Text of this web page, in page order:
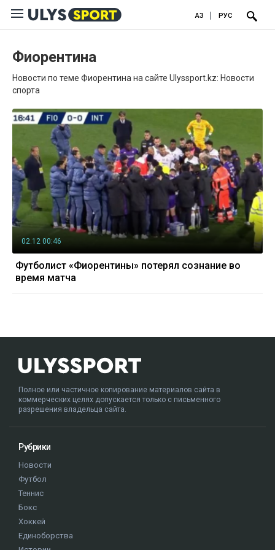
ҚАЗ РУС
Фиорентина
Новости по теме Фиорентина на сайте Ulyssport.kz: Новости
спорта
02.12 00:46
Футболист «Фиорентины» потерял сознание во
время матча
Полное или частичное копирование материалов сайта в
коммерческих целях допускается только с письменного
разрешения владельца сайта.
Рубрики
Новости
Футбол
Теннис
Бокс
Хоккей
Единоборства